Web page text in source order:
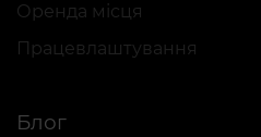
Оренда місця
Працевлаштування
Блог